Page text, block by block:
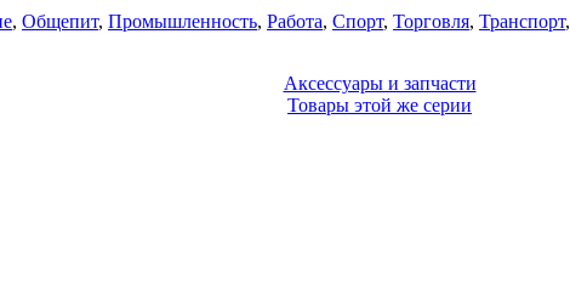
, Общепит, Промышленность, Работа, Спорт, Торговля, Транспорт,
Аксессуары и запчасти
Товары этой же серии